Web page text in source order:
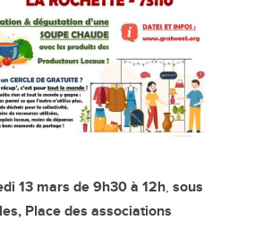
13 mars de 9h30 à 12h,sous
Place des associations